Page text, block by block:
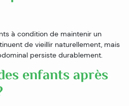
à condition de maintenir un
de vieillir naturellement, mais
persiste durablement.
enfants après